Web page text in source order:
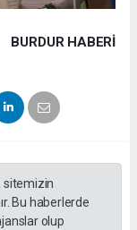
BURDUR HABERİ
sitemizin
Bu haberlerde
olup